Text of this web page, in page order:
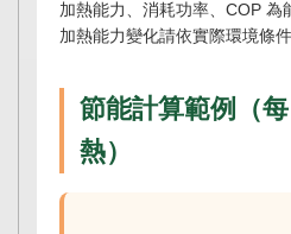
加熱能力、消耗功率、COP 為
加熱能力變化請依實際環境條件
節能計算範例（
熱）